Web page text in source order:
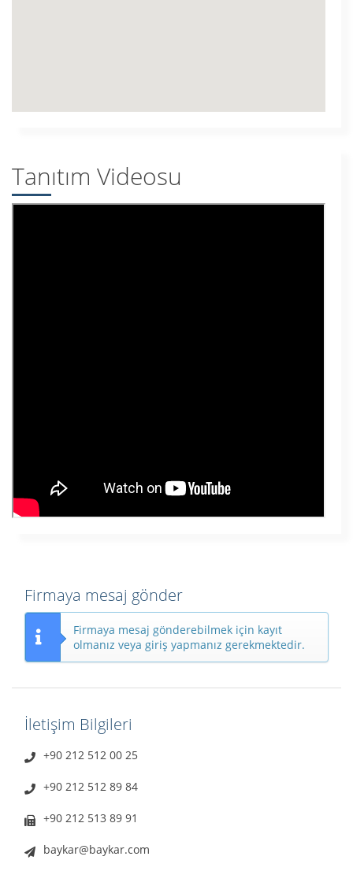
Tanıtım Videosu
Firmaya mesaj gönder
Firmaya mesaj gönderebilmek için kayıt
olmanız veya giriş yapmanız gerekmektedir.
İletişim Bilgileri
+90 212 512 00 25
+90 212 512 89 84
+90 212 513 89 91
baykar@baykar.com